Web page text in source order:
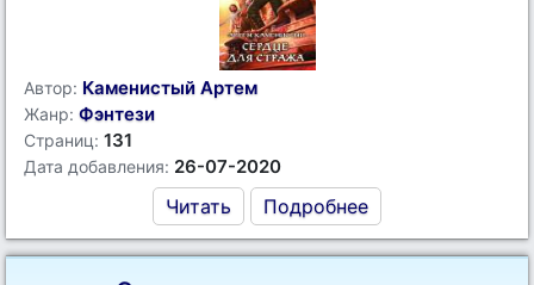
Автор: Каменистый Артем
Жанр: Фэнтези
Страниц: 131
Дата добавления: 26-07-2020
Читать Подробнее